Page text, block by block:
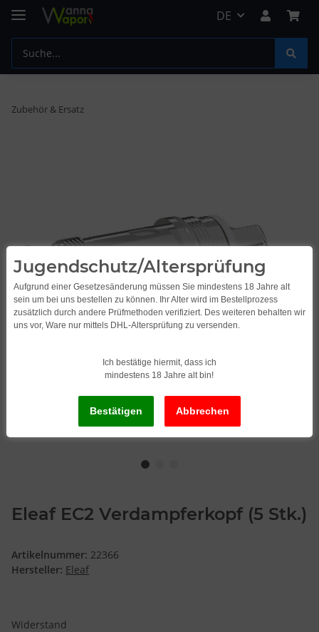
DE
Zubehör & Ersatz
Eleaf EC2 Verdampferkopf (5 Stk.)
Artikelnummer: 22366
Hersteller: Eleaf
Widerstand
Jugendschutz/Altersprüfung
Aufgrund einer Gesetzesänderung müssen Sie mindestens 18 Jahre alt
sein um bei uns bestellen zu können. Ihr Alter wird im Bestellprozess
zusätzlich durch andere Prüfmethoden verifiziert. Des weiteren behalten wir
uns vor, Ware nur mittels DHL-Altersprüfung zu versenden.
Ich bestätige hiermit, dass ich
mindestens 18 Jahre alt bin!